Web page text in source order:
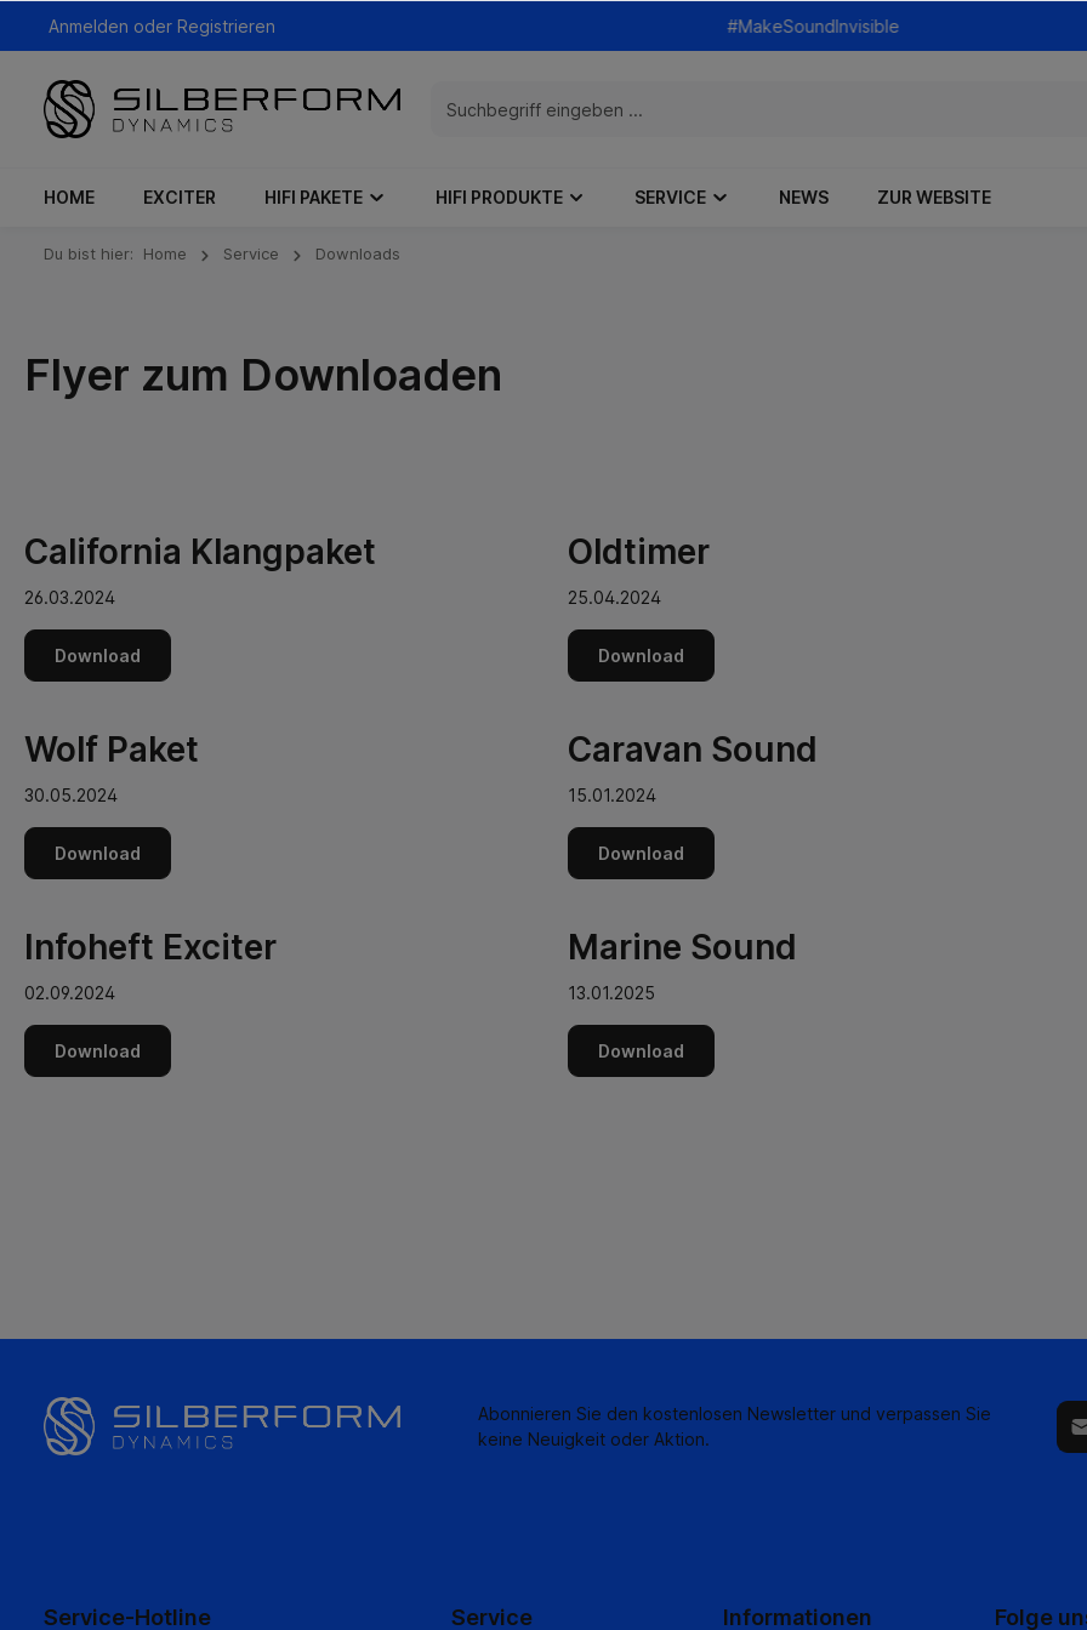
Anmelden oder Registrieren #MakeSoundInvisible
HOME EXCITER HIFI PAKETE HIFI PRODUKTE SERVICE NEWS ZUR WEBSITE
Du bist hier: Home Service Downloads
Flyer zum Downloaden
California Klangpaket
26.03.2024
Download
Oldtimer
25.04.2024
Download
Wolf Paket
30.05.2024
Download
Caravan Sound
15.01.2024
Download
Infoheft Exciter
02.09.2024
Download
Marine Sound
13.01.2025
Download
Abonnieren Sie den kostenlosen Newsletter und verpassen Sie
keine Neuigkeit oder Aktion.
E-
Folge
Service-Hotline Service Informationen